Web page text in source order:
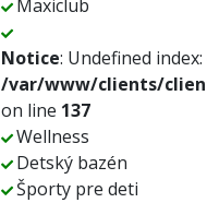
Maxiclub
Notice: Undefined
/var/www/clients/
on line 137
Wellness
Detský bazén
Športy pre deti